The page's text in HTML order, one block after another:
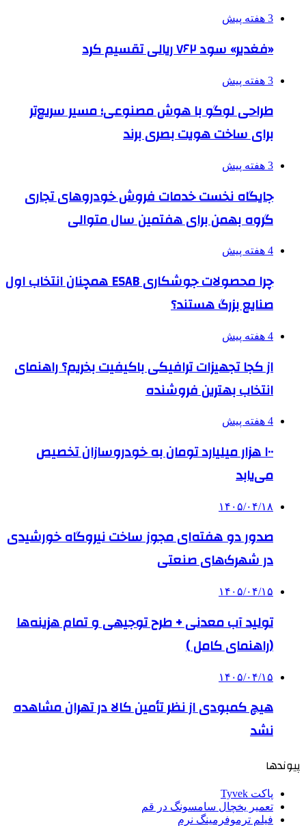
3 هفته پیش
«فغدیر» سود ۷۶۲ ریالی تقسیم کرد
3 هفته پیش
طراحی لوگو با هوش مصنوعی؛ مسیر سریع‌تر
برای ساخت هویت بصری برند
3 هفته پیش
جایگاه نخست خدمات فروش خودروهای تجاری
گروه بهمن برای هفتمین سال متوالی
4 هفته پیش
چرا محصولات جوشکاری ESAB همچنان انتخاب اول
صنایع بزرگ هستند؟
4 هفته پیش
از کجا تجهیزات ترافیکی باکیفیت بخریم؟ راهنمای
انتخاب بهترین فروشنده
4 هفته پیش
۱۰۰ هزار میلیارد تومان به خودروسازان تخصیص
می‌یابد
۱۴۰۵/۰۴/۱۸
صدور دو هفته‌ای مجوز ساخت نیروگاه خورشیدی
در شهرک‌های صنعتی
۱۴۰۵/۰۴/۱۵
تولید آب معدنی + طرح توجیهی و تمام هزینه‌ها
(راهنمای کامل )
۱۴۰۵/۰۴/۱۵
هیچ کمبودی از نظر تأمین کالا در تهران مشاهده
نشد
پیوندها
پاکت Tyvek
تعمیر یخچال سامسونگ در قم
فیلم ترموفرمینگ نرم